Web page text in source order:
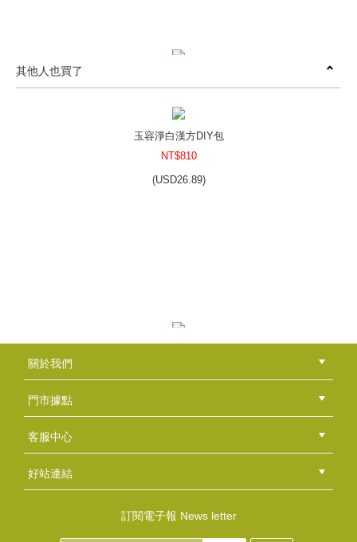
USD16.93)
洋甘菊馬賽DIY包
其他人也買了
玉容淨白漢方DIY包
NT$810
(USD26.89)
關於我們
公司簡介
品牌故事
最新消息
隱私權聲明
版權聲明
門市據點
總部
北區
中區
南區
東區
海外
客服中心
會員等級
購物流程
訂單查詢
常見問題
海外訂購流程
連絡我們
下載專區
紅利點數
好站連結
訂閱電子報 News letter